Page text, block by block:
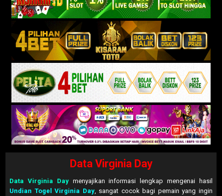
Data Virginia Day
Data Virginia Daymenyajikan informasi lengkap mengenai hasil
Undian Togel Virginia Day, sangat cocok bagi pemain yang ingin